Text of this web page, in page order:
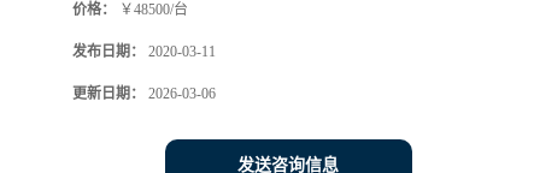
价格： ￥48500/台
发布日期： 2020-03-11
更新日期： 2026-03-06
发送咨询信息